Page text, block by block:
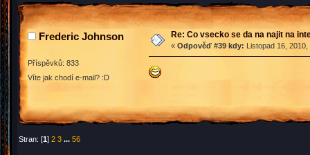
Frederic Johnson
Příspěvků: 833
Víte jak chodí e-mail? :D
Re: Co vsecko se da na najit na
« Odpověď #39 kdy: Listopad 16,
Stran: [1]2 3 ...56